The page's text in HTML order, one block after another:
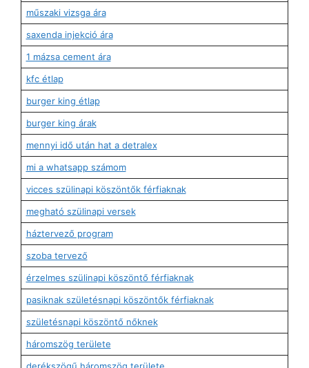
műszaki vizsga ára
saxenda injekció ára
1 mázsa cement ára
kfc étlap
burger king étlap
burger king árak
mennyi idő után hat a detralex
mi a whatsapp számom
vicces szülinapi köszöntők férfiaknak
megható szülinapi versek
háztervező program
szoba tervező
érzelmes szülinapi köszöntő férfiaknak
pasiknak születésnapi köszöntők férfiaknak
születésnapi köszöntő nőknek
háromszög területe